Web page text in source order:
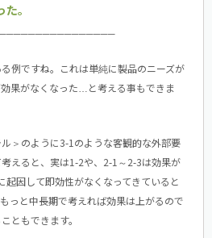
。
例ですね。これは単純に製品のニーズが
果がなくなった…と考える事もできま
＞のように3-1のような客観的な外部要
えると、実は1-2や、2-1～2-3は効果が
起因して即効性がなくなってきていると
っと中長期で考えれば効果は上がるので
ともできます。